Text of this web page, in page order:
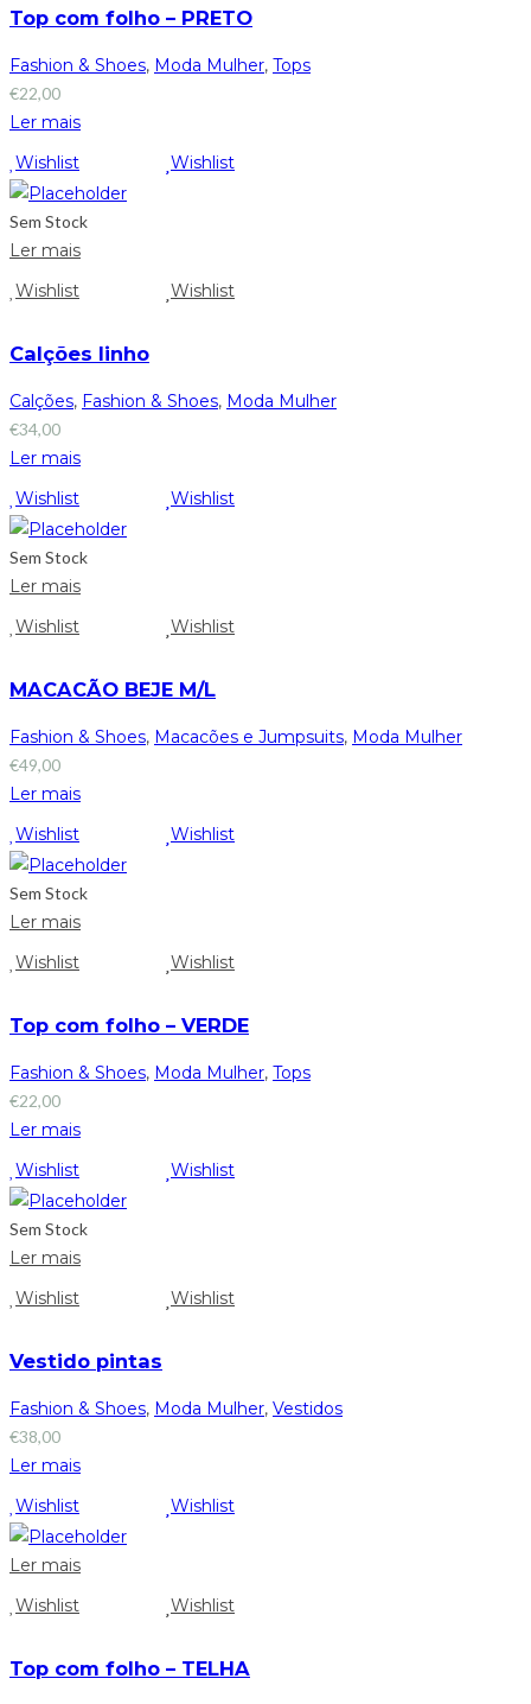
Top com folho – PRETO
Fashion & Shoes, Moda Mulher, Tops
€22,00
Ler mais
Wishlist
Wishlist
Sem Stock
Ler mais
Wishlist
Wishlist
Calções linho
Calções, Fashion & Shoes, Moda Mulher
€34,00
Ler mais
Wishlist
Wishlist
Sem Stock
Ler mais
Wishlist
Wishlist
MACACÃO BEJE M/L
Fashion & Shoes, Macacões e Jumpsuits, Moda Mulher
€49,00
Ler mais
Wishlist
Wishlist
Sem Stock
Ler mais
Wishlist
Wishlist
Top com folho – VERDE
Fashion & Shoes, Moda Mulher, Tops
€22,00
Ler mais
Wishlist
Wishlist
Sem Stock
Ler mais
Wishlist
Wishlist
Vestido pintas
Fashion & Shoes, Moda Mulher, Vestidos
€38,00
Ler mais
Wishlist
Wishlist
Ler mais
Wishlist
Wishlist
Top com folho – TELHA